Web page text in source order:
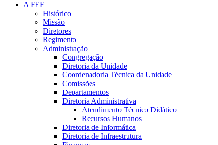
A FEF
Histórico
Missão
Diretores
Regimento
Administração
Congregação
Diretoria da Unidade
Coordenadoria Técnica da Unidade
Comissões
Departamentos
Diretoria Administrativa
Atendimento Técnico Didático
Recursos Humanos
Diretoria de Informática
Diretoria de Infraestrutura